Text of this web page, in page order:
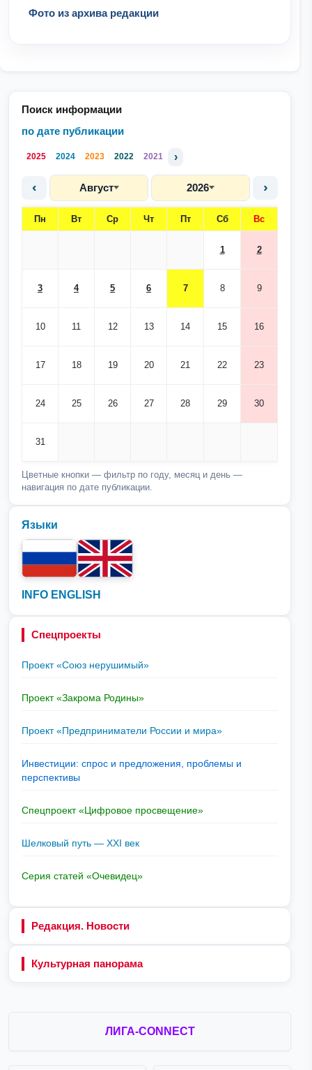
Поиск информации
по дате публикации
2025 2024 2023 2022 2021 ›
‹ Август 2026 ›
Пн Вт Ср Чт Пт Сб Вс
1 2
3 4 5 6 7 8 9
10 11 12 13 14 15 16
17 18 19 20 21 22 23
24 25 26 27 28 29 30
31
Цветные кнопки — фильтр по году, месяц и день —
навигация по дате публикации.
Языки
INFO ENGLISH
Спецпроекты
Проект «Союз нерушимый»
Проект «Закрома Родины»
Проект «Предприниматели России и мира»
Инвестиции: спрос и предложения, проблемы и
перспективы
Спецпроект «Цифровое просвещение»
Шелковый путь — XXI век
Серия статей «Очевидец»
Редакция. Новости
Культурная панорама
Фото из архива редакции
ЛИГА-CONNECT